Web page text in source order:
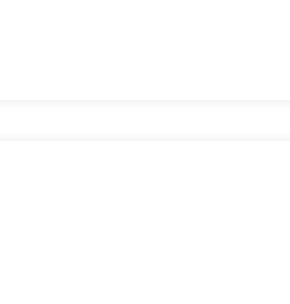
del mercato.
piattaforme e dApp.